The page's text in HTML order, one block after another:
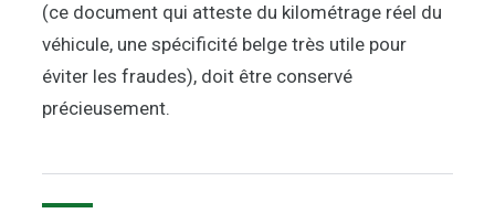
(ce document qui atteste du kilométrage réel du
véhicule, une spécificité belge très utile pour
éviter les fraudes), doit être conservé
précieusement.